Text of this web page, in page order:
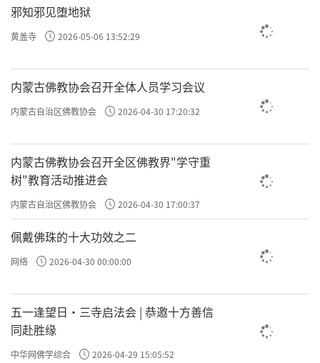
邪知邪见堕地狱
黄盖寺 2026-05-06 13:52:29
内蒙古佛教协会召开全体人员学习会议
内蒙古自治区佛教协会 2026-04-30 17:20:32
内蒙古佛教协会召开全区佛教界"学守重
树"教育活动推进会
内蒙古自治区佛教协会 2026-04-30 17:00:37
佩戴佛珠的十大功效之二
网络 2026-04-30 00:00:00
五一逢望日・三寺启法会 | 恭邀十方善信
同赴胜缘
中华网佛学综合 2026-04-29 15:05:52